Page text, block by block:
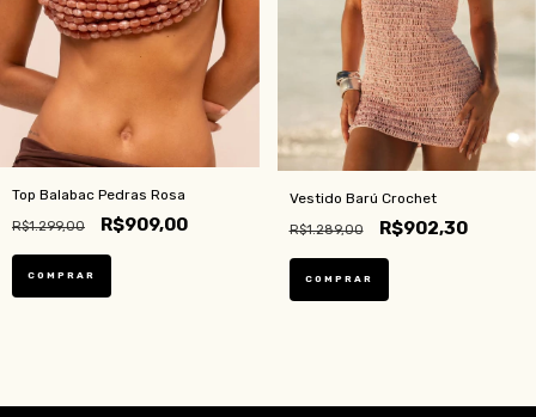
Top Balabac Pedras Rosa
R$1.299,00 R$909,00
Vestido Barú Crochet
R$1.289,00 R$902,30
COMPRAR